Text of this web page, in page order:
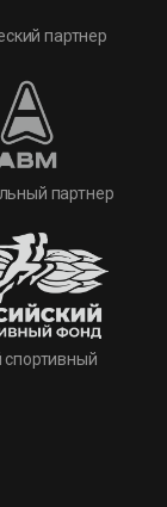
партнер
партнер
спортивный